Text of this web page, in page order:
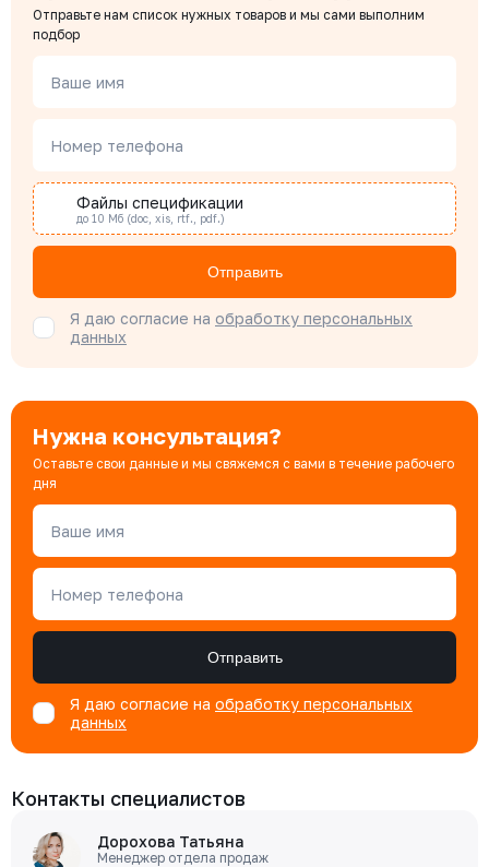
Наталья Гомонова
Бондарюк Евгения
Специалист отдела продаж
Отправьте нам список нужных товаров и мы сами выполним
подбор
Ваше имя
Номер телефона
Файлы спецификации
до 10 Мб (doc, xis, rtf., pdf.)
Отправить
Я даю согласие на обработку персональных
данных
Нужна консультация?
Оставьте свои данные и мы свяжемся с вами в течение рабочего
дня
Ваше имя
Номер телефона
Отправить
Я даю согласие на обработку персональных
данных
Контакты специалистов
Дорохова Татьяна
Менеджер отдела продаж